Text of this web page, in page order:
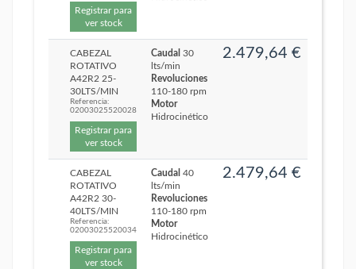
Registrar para
ver stock
CABEZAL
ROTATIVO
A42R2 25-
30LTS/MIN
Referencia:
02003025520028
Registrar para
ver stock
Caudal 30
lts/min
Revoluciones
110-180 rpm
Motor
Hidrocinético
2.479,64 €
CABEZAL
ROTATIVO
A42R2 30-
40LTS/MIN
Referencia:
02003025520034
Registrar para
ver stock
Caudal 40
lts/min
Revoluciones
110-180 rpm
Motor
Hidrocinético
2.479,64 €